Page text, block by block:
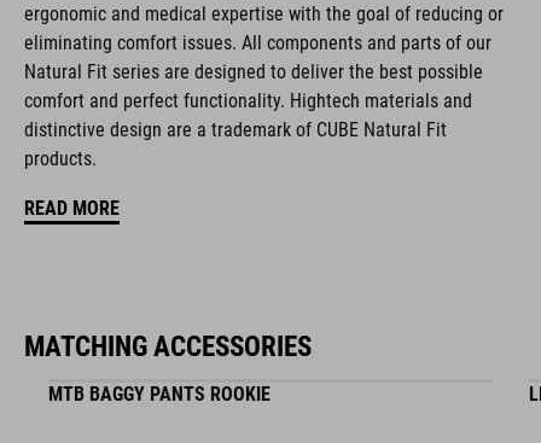
NF Ergonomics-inlegzool
versterkte teenkap
gemakkelijk aantrekken
A-Traction-buitenzool voor platformpedalen
ART. NR.
17155
ergonomic and medical expertise with the goal of reducing or
eliminating comfort issues. All components and parts of our
Natural Fit series are designed to deliver the best possible
comfort and perfect functionality. Hightech materials and
distinctive design are a trademark of CUBE Natural Fit
products.
READ MORE
MATCHING ACCESSORIES
MTB BAGGY PANTS ROOKIE